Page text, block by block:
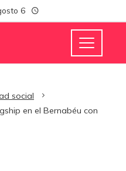
6
social
en el Bernabéu con